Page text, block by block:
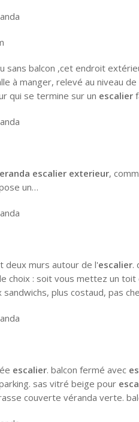
sans balcon ,cet endroit
à manger, relevé au niveau
qui se termine sur un escalier
escalier exterieur,
un…
deux murs autour de l'escalier.
choix : soit vous mettez un
plus costaud, pas
escalier. balcon fermé avec
sas vitré beige pour
couverte véranda verte.